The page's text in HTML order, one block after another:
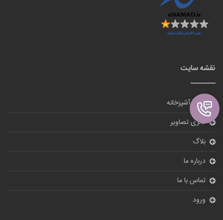
نقشه سایت
لوازم آشپزخانه
گالری تصاویر
بلاگ
درباره ما
تماس با ما
ورود